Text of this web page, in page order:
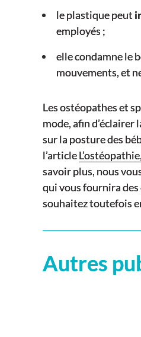
le plastique peut
employés ;
elle condamne le
mouvements, et
Les ostéopathes et
mode, afin
sur la posture des
l’article
savoir plus, nous
qui vous fournira
souhaitez toutefois
Autres